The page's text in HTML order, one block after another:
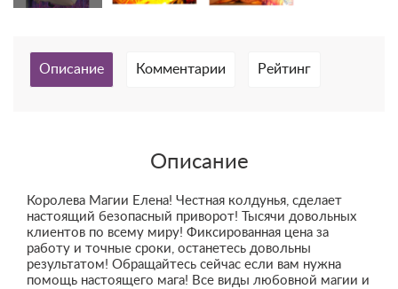
Описание Комментарии Рейтинг
Описание
Королева Магии Елена! Честная колдунья, сделает
настоящий безопасный приворот! Тысячи довольных
клиентов по всему миру! Фиксированная цена за
работу и точные сроки, останетесь довольны
результатом! Обращайтесь сейчас если вам нужна
помощь настоящего мага! Все виды любовной магии и